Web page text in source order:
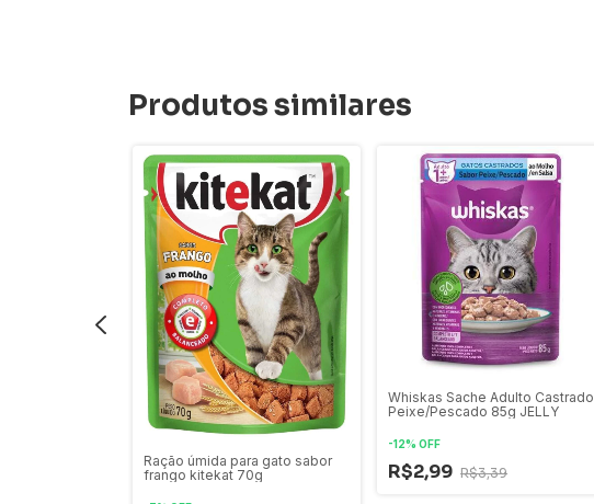
Produtos similares
Ração úmida para gato sabor
frango kitekat 70g
Whiskas Sache Adulto Castrado
Peixe/Pescado 85g JELLY
-12%OFF
R$2,99 R$3,39